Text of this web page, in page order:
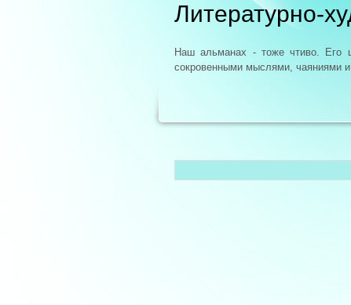
Литературно-
Наш альманах - тоже чтиво. Его
сокровенными мыслями, чаяниями